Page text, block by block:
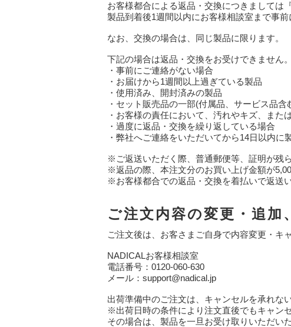
お客様都合による返品・交換につきましては
製品到着後1週間以内にお客様相談室まで事前
なお、交換の場合は、同じ製品に限ります。
下記の場合は返品・交換をお受けできません
・事前にご連絡がない場合
・お届けから1週間以上過ぎている製品
・使用済み、開封済みの製品
・セット販売品の一部(付属品、サービス品含
・お客様の責任において、汚れやキズ、また
・過度に返品・交換を繰り返している場合
・弊社へご連絡をいただいてから14日以内に
※ご返送いただく際、普通郵便等、証明が残
※返品の際、本注文分のお買い上げ金額が
※お客様都合での返品・交換を着払いで返送
ご注文内容の変更・追加
ご注文後は、お客さまご自身で内容変更・キ
NADICALお客様相談室
電話番号：0120-060-630
メール：support@nadical.jp
出荷準備中のご注文は、キャンセルを承れな
※出荷日時の条件により注文直後でもキャン
その場合は、製品を一旦お受け取りいただい